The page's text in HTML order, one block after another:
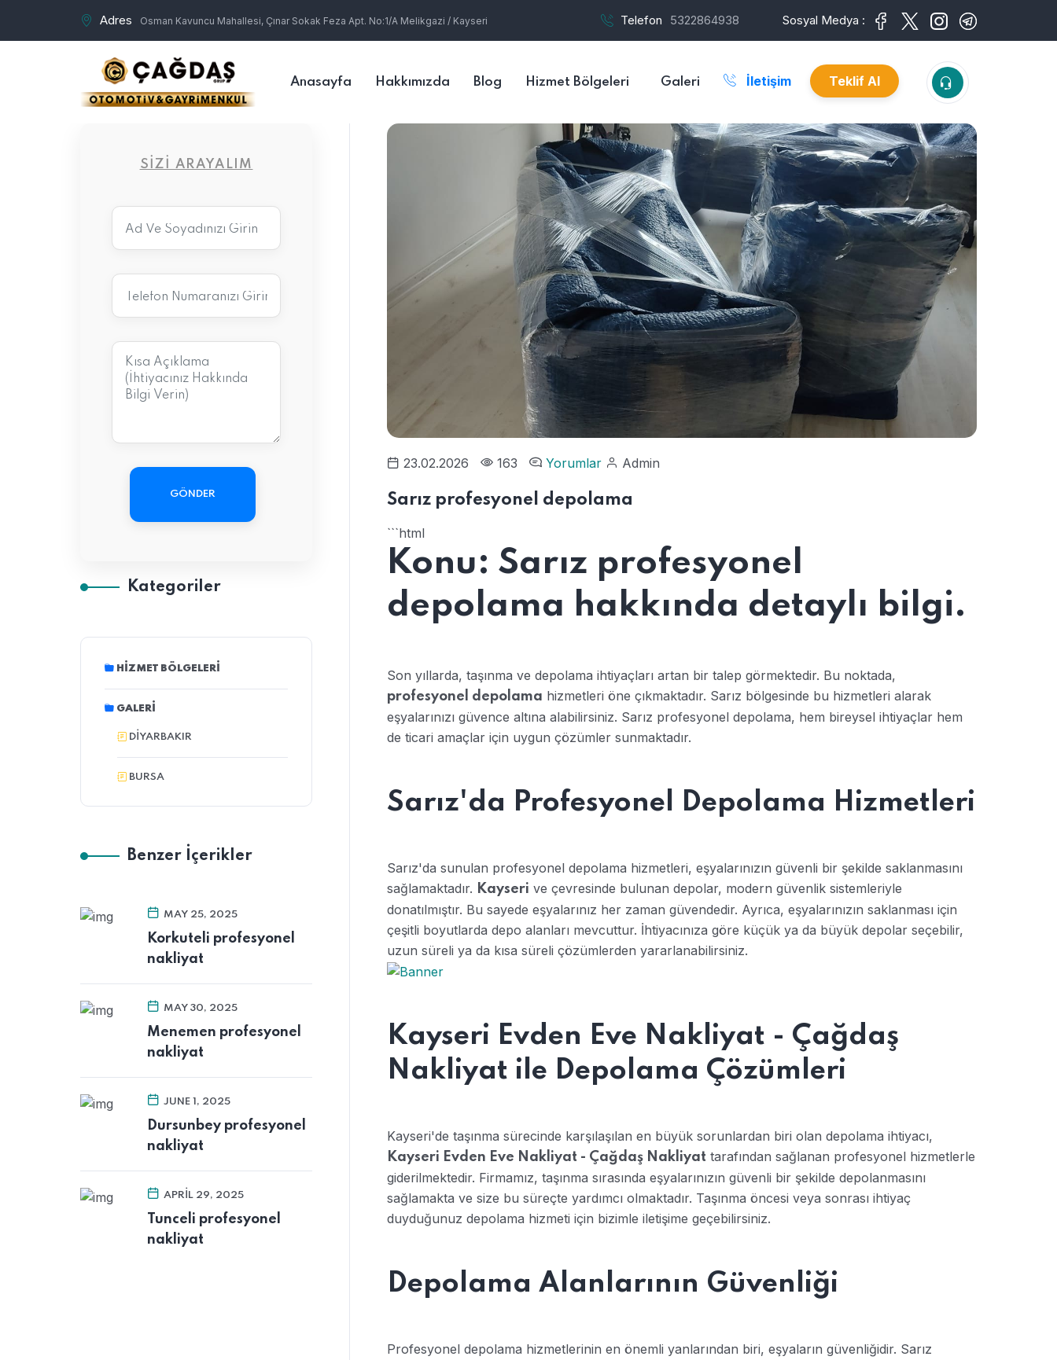
Adres Osman Kavuncu Mahallesi, Çınar Sokak Feza Apt. No:1/A Melikgazi / Kayseri Telefon 5322864938 Sosyal Medya :
Anasayfa Hakkımızda Blog Hizmet Bölgeleri Galeri İletişim Teklif Al
23.02.2026 163 Yorumlar Admin
Sarız profesyonel depolama
```html
Konu: Sarız profesyonel
depolama hakkında detaylı bilgi.
Son yıllarda, taşınma ve depolama ihtiyaçları artan bir talep görmektedir. Bu noktada,
profesyonel depolama hizmetleri öne çıkmaktadır. Sarız bölgesinde bu hizmetleri alarak
eşyalarınızı güvence altına alabilirsiniz. Sarız profesyonel depolama, hem bireysel ihtiyaçlar hem
de ticari amaçlar için uygun çözümler sunmaktadır.
Sarız'da Profesyonel Depolama Hizmetleri
Sarız'da sunulan profesyonel depolama hizmetleri, eşyalarınızın güvenli bir şekilde saklanmasını
sağlamaktadır. Kayseri ve çevresinde bulunan depolar, modern güvenlik sistemleriyle
donatılmıştır. Bu sayede eşyalarınız her zaman güvendedir. Ayrıca, eşyalarınızın saklanması için
çeşitli boyutlarda depo alanları mevcuttur. İhtiyacınıza göre küçük ya da büyük depolar seçebilir,
uzun süreli ya da kısa süreli çözümlerden yararlanabilirsiniz.
Kayseri Evden Eve Nakliyat - Çağdaş
Nakliyat ile Depolama Çözümleri
Kayseri'de taşınma sürecinde karşılaşılan en büyük sorunlardan biri olan depolama ihtiyacı,
Kayseri Evden Eve Nakliyat - Çağdaş Nakliyat tarafından sağlanan profesyonel hizmetlerle
giderilmektedir. Firmamız, taşınma sırasında eşyalarınızın güvenli bir şekilde depolanmasını
sağlamakta ve size bu süreçte yardımcı olmaktadır. Taşınma öncesi veya sonrası ihtiyaç
duyduğunuz depolama hizmeti için bizimle iletişime geçebilirsiniz.
Depolama Alanlarının Güvenliği
Profesyonel depolama hizmetlerinin en önemli yanlarından biri, eşyaların güvenliğidir. Sarız
SIZI ARAYALIM
GÖNDER
Kategoriler
HIZMET BÖLGELERI
GALERI
DIYARBAKIR
BURSA
Benzer İçerikler
MAY 25, 2025
Korkuteli profesyonel
nakliyat
MAY 30, 2025
Menemen profesyonel
nakliyat
JUNE 1, 2025
Dursunbey profesyonel
nakliyat
APRIL 29, 2025
Tunceli profesyonel
nakliyat